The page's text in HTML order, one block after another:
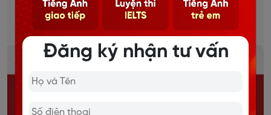
Học mọi lúc mọi nơi, thời gian linh hoạt.
Chi tiết
Đăng ký nhận tư vấn